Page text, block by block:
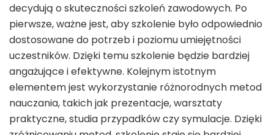
decydują o skuteczności szkoleń zawodowych. Po
pierwsze, ważne jest, aby szkolenie było odpowiednio
dostosowane do potrzeb i poziomu umiejętności
uczestników. Dzięki temu szkolenie będzie bardziej
angażujące i efektywne. Kolejnym istotnym
elementem jest wykorzystanie różnorodnych metod
nauczania, takich jak prezentacje, warsztaty
praktyczne, studia przypadków czy symulacje. Dzięki